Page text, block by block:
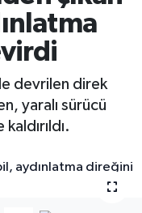
devrilen direk
yaralı sürücü